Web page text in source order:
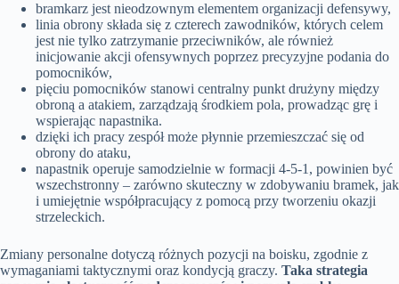
bramkarz jest nieodzownym elementem organizacji defensywy,
linia obrony składa się z czterech zawodników, których celem
jest nie tylko zatrzymanie przeciwników, ale również
inicjowanie akcji ofensywnych poprzez precyzyjne podania do
pomocników,
pięciu pomocników stanowi centralny punkt drużyny między
obroną a atakiem, zarządzają środkiem pola, prowadząc grę i
wspierając napastnika.
dzięki ich pracy zespół może płynnie przemieszczać się od
obrony do ataku,
napastnik operuje samodzielnie w formacji 4-5-1, powinien być
wszechstronny – zarówno skuteczny w zdobywaniu bramek, jak
i umiejętnie współpracujący z pomocą przy tworzeniu okazji
strzeleckich.
Zmiany personalne dotyczą różnych pozycji na boisku, zgodnie z
wymaganiami taktycznymi oraz kondycją graczy. Taka strategia